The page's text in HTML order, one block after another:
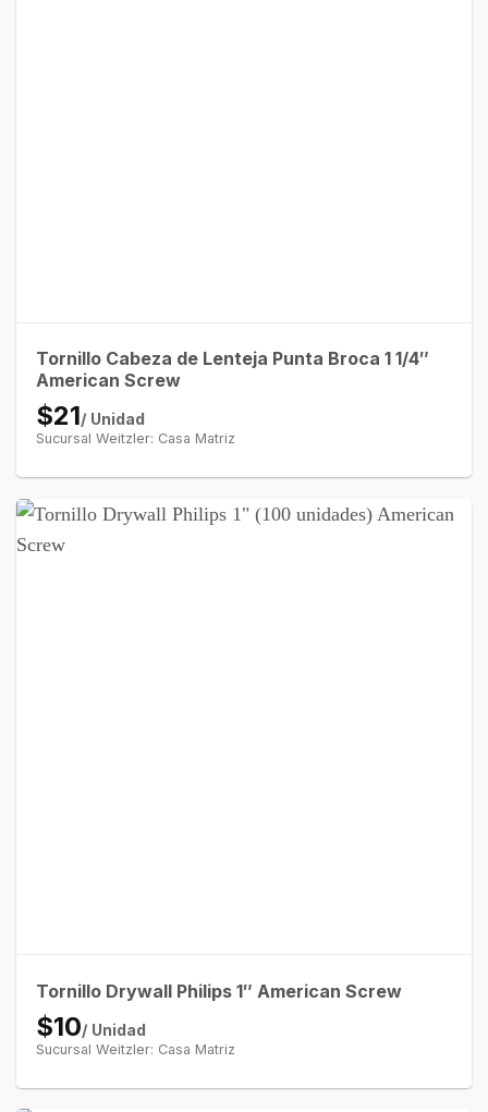
Tornillo Cabeza de Lenteja Punta Broca 1 1/4″
American Screw
$21/ Unidad
Sucursal Weitzler: Casa Matriz
Tornillo Drywall Philips 1″ American Screw
$10/ Unidad
Sucursal Weitzler: Casa Matriz